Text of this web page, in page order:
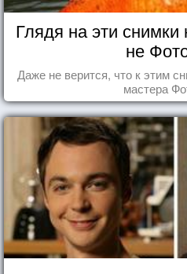
Глядя на эти снимки
не
Даже не верится, что к этим
мастера